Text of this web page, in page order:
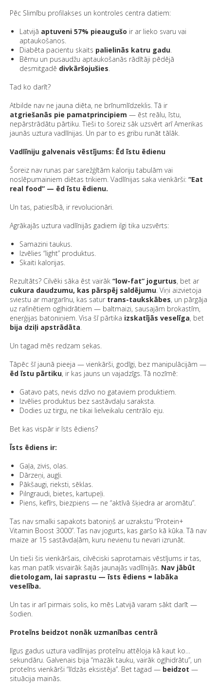
Pēc Slimību profilakses un kontroles centra datiem:
Latvijā aptuveni 57% pieaugušo ir ar lieko svaru vai
aptaukošanos.
Diabēta pacientu skaits palielinās katru gadu.
Bērnu un pusaudžu aptaukošanās rādītāji pēdējā
desmitgadē divkāršojušies.
Tad ko darīt?
Atbilde nav ne jauna diēta, ne brīnumlīdzeklis. Tā ir
atgriešanās pie pamatprincipiem — ēst reālu, īstu,
nepārstrādātu pārtiku. Tieši to šoreiz sāk uzsvērt arī Amerikas
jaunās uztura vadlīnijas. Un par to es gribu runāt tālāk.
Vadlīniju galvenais vēstījums: Ēd īstu ēdienu
Šoreiz nav runas par sarežģītām kaloriju tabulām vai
noslēpumainiem diētas trikiem. Vadlīnijas saka vienkārši: “Eat
real food” — ēd īstu ēdienu.
Un tas, patiesībā, ir revolucionāri.
Agrākajās uztura vadlīnijās gadiem ilgi tika uzsvērts:
Samazini taukus.
Izvēlies “light” produktus.
Skaiti kalorijas.
Rezultāts? Cilvēki sāka ēst vairāk “low-fat” jogurtus, bet ar
cukura daudzumu, kas pārspēj saldējumu. Viņi aizvietoja
sviestu ar margarīnu, kas satur trans-taukskābes, un pārgāja
uz rafinētiem ogļhidrātiem — baltmaizi, sausajām brokastīm,
enerģijas batoniņiem. Visa šī pārtika izskatījās veselīga, bet
bija dziļi apstrādāta.
Un tagad mēs redzam sekas.
Tāpēc šī jaunā pieeja — vienkārši, godīgi, bez manipulācijām —
ēd īstu pārtiku, ir kas jauns un vajadzīgs. Tā nozīmē:
Gatavo pats, nevis dzīvo no gataviem produktiem.
Izvēlies produktus bez sastāvdaļu saraksta.
Dodies uz tirgu, ne tikai lielveikalu centrālo eju.
Bet kas vispār ir īsts ēdiens?
Īsts ēdiens ir:
Gaļa, zivis, olas.
Dārzeņi, augļi.
Pākšaugi, rieksti, sēklas.
Pilngraudi, bietes, kartupeļi.
Piens, kefīrs, biezpiens — ne “aktīvā šķiedra ar aromātu”.
Tas nav smalki sapakots batoniņš ar uzrakstu “Protein+
Vitamin Boost 3000”. Tas nav jogurts, kas garšo kā kūka. Tā nav
maize ar 15 sastāvdaļām, kuru nevienu tu nevari izrunāt.
Un tieši šis vienkāršais, cilvēciski saprotamais vēstījums ir tas,
kas man patīk visvairāk šajās jaunajās vadlīnijās. Nav jābūt
dietologam, lai saprastu — īsts ēdiens = labāka
veselība.
Un tas ir arī pirmais solis, ko mēs Latvijā varam sākt darīt —
šodien.
Proteīns beidzot nonāk uzmanības centrā
Ilgus gadus uztura vadlīnijas proteīnu attēloja kā kaut ko…
sekundāru. Galvenais bija “mazāk tauku, vairāk ogļhidrātu”, un
proteīns vienkārši “līdzās eksistēja”. Bet tagad — beidzot —
situācija mainās.